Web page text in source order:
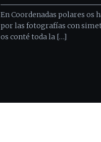
En Coordenadas polares os
por las fotografías con
os conté toda la […]